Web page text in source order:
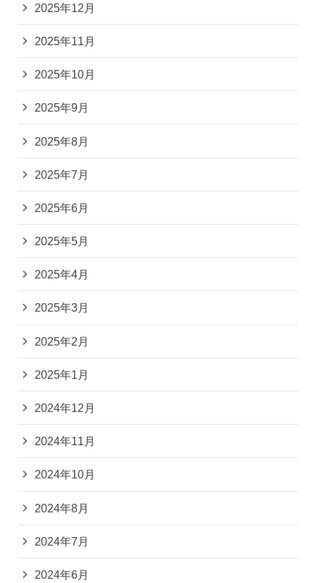
2025年12月
2025年11月
2025年10月
2025年9月
2025年8月
2025年7月
2025年6月
2025年5月
2025年4月
2025年3月
2025年2月
2025年1月
2024年12月
2024年11月
2024年10月
2024年8月
2024年7月
2024年6月